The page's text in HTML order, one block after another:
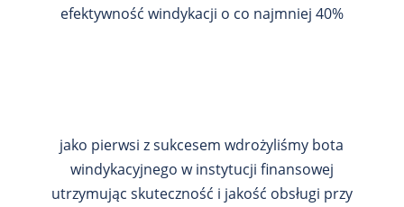
efektywność windykacji o co najmniej 40%
jako pierwsi z sukcesem wdrożyliśmy bota
windykacyjnego w instytucji finansowej
utrzymując skuteczność i jakość obsługi przy